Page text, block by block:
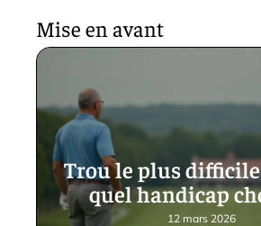
Mise en avant
Trou le plus difficile
quel handicap
12 mars 2026